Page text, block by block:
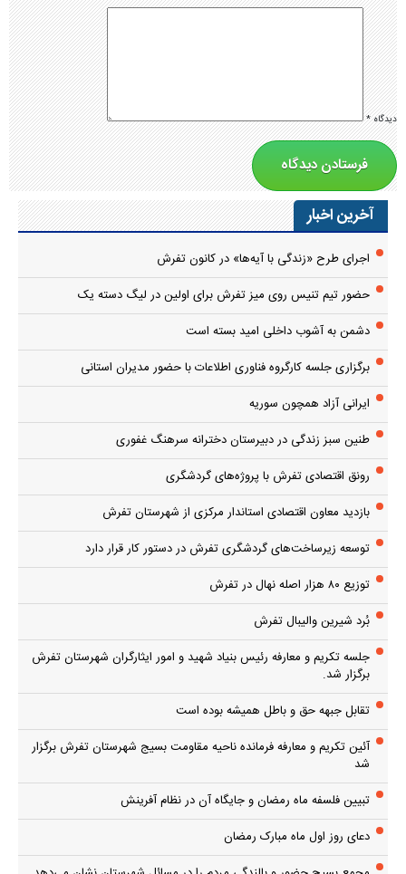
دیدگاه*
آخرین اخبار
اجرای طرح «زندگی با آیه‌ها» در کانون تفرش
حضور تیم تنیس روی میز تفرش برای اولین در لیگ دسته یک
دشمن به آشوب داخلی امید بسته است
برگزاری جلسه کارگروه فناوری اطلاعات با حضور مدیران استانی
ایرانی آزاد همچون سوریه
طنین سبز زندگی در دبیرستان دخترانه سرهنگ غفوری
رونق اقتصادی تفرش با پروژه‌های گردشگری
بازدید معاون اقتصادی استاندار مرکزی از شهرستان تفرش
توسعه زیرساخت‌های گردشگری تفرش در دستور کار قرار دارد
توزیع ۸۰ هزار اصله نهال در تفرش
بُرد شیرین والیبال تفرش
جلسه تکریم و معارفه رئیس بنیاد شهید و امور ایثارگران شهرستان تفرش
برگزار شد.
تقابل جبهه حق و باطل همیشه بوده است
آئین تکریم و معارفه فرمانده ناحیه مقاومت بسیج شهرستان تفرش برگزار
شد
تبیین فلسفه ماه رمضان و جایگاه آن در نظام آفرینش
دعای روز اول ماه مبارک رمضان